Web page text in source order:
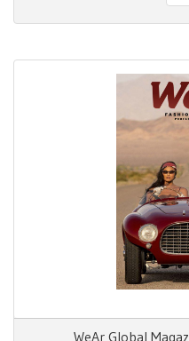
WeAr Global